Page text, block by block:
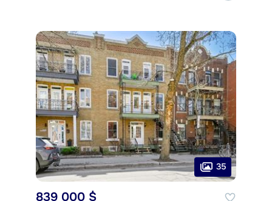
35
839 000 $